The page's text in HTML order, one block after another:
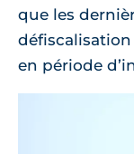
que les
en période